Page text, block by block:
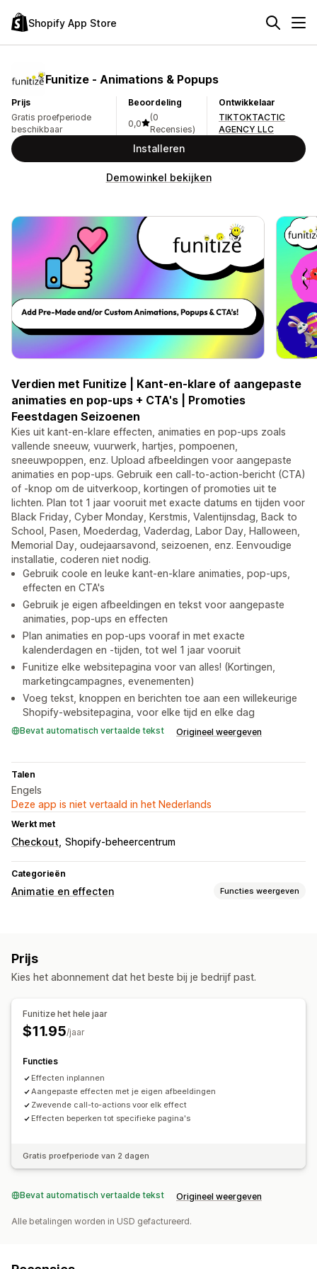
Shopify App Store
Funitize ‑ Animations & Popups
Prijs
Gratis proefperiode
beschikbaar
Beoordeling
0,0
(0
Recensies)
Ontwikkelaar
TIKTOKTACTIC
AGENCY LLC
Installeren
Demowinkel bekijken
Verdien met Funitize | Kant-en-klare of aangepaste
animaties en pop-ups + CTA's | Promoties
Feestdagen Seizoenen
Kies uit kant-en-klare effecten, animaties en pop-ups zoals
vallende sneeuw, vuurwerk, hartjes, pompoenen,
sneeuwpoppen, enz. Upload afbeeldingen voor aangepaste
animaties en pop-ups. Gebruik een call-to-action-bericht (CTA)
of -knop om de uitverkoop, kortingen of promoties uit te
lichten. Plan tot 1 jaar vooruit met exacte datums en tijden voor
Black Friday, Cyber Monday, Kerstmis, Valentijnsdag, Back to
School, Pasen, Moederdag, Vaderdag, Labor Day, Halloween,
Memorial Day, oudejaarsavond, seizoenen, enz. Eenvoudige
installatie, coderen niet nodig.
Gebruik coole en leuke kant-en-klare animaties, pop-ups,
effecten en CTA's
Gebruik je eigen afbeeldingen en tekst voor aangepaste
animaties, pop-ups en effecten
Plan animaties en pop-ups vooraf in met exacte
kalenderdagen en -tijden, tot wel 1 jaar vooruit
Funitize elke websitepagina voor van alles! (Kortingen,
marketingcampagnes, evenementen)
Voeg tekst, knoppen en berichten toe aan een willekeurige
Shopify-websitepagina, voor elke tijd en elke dag
Bevat automatisch vertaalde tekst Origineel weergeven
Talen
Engels
Deze app is niet vertaald in het Nederlands
Werkt met
Checkout Shopify-beheercentrum
Categorieën
Animatie en effecten Functies weergeven
Vallende effecten
Paginaspecifieke effecten
Afbeeldingen Planning
Herfst
Black Friday (BFCM)
Aanbiedingen
Prijs
Kies het abonnement dat het beste bij je bedrijf past.
Funitize het hele jaar
$11.95/jaar
Functies
Effecten inplannen
Aangepaste effecten met je eigen afbeeldingen
Zwevende call-to-actions voor elk effect
Effecten beperken tot specifieke pagina's
Gratis proefperiode van 2 dagen
Bevat automatisch vertaalde tekst Origineel weergeven
Alle betalingen worden in USD gefactureerd.